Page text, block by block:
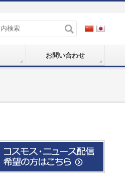
お問い合わせ